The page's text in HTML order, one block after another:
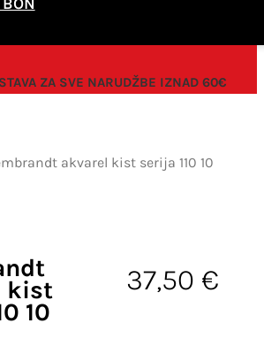
ZA SVE NARUDŽBE IZNAD 60€
akvarel kist serija 110 10
kist
10
37,50 €